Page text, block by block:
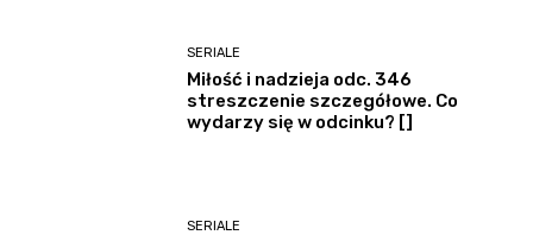
SERIALE
Miłość i nadzieja odc. 346
streszczenie szczegółowe. Co
wydarzy się w odcinku? []
SERIALE